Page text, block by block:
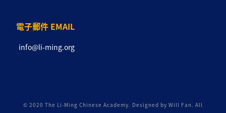
電子郵件 EMAIL
info@li-ming.org
© 2020 The Li-Ming Chinese Academy. Designed by Will Fan. All